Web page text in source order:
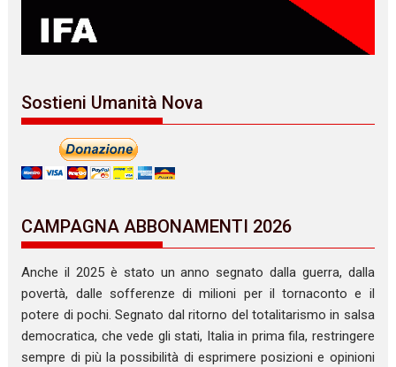
Sostieni Umanità Nova
CAMPAGNA ABBONAMENTI 2026
Anche il 2025 è stato un anno segnato dalla guerra, dalla
povertà, dalle sofferenze di milioni per il tornaconto e il
potere di pochi. Segnato dal ritorno del totalitarismo in salsa
democratica, che vede gli stati, Italia in prima fila, restringere
sempre di più la possibilità di esprimere posizioni e opinioni